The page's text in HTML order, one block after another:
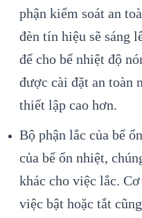
phận kiểm soát an
đèn tín hiệu sẽ sáng
để cho bể nhiệt độ
được cài đặt an toàn
thiết lập cao hơn.
Bộ phận lắc của bể
của bể ổn nhiệt,
khác cho việc lắc.
việc bật hoặc tắt